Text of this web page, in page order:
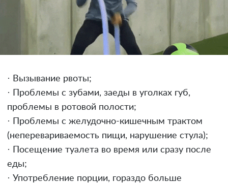
· Вызывание рвоты;
· Проблемы с зубами, заеды в уголках губ,
проблемы в ротовой полости;
· Проблемы с желудочно-кишечным трактом
(неперевариваемость пищи, нарушение стула);
· Посещение туалета во время или сразу после
еды;
· Употребление порции, гораздо больше